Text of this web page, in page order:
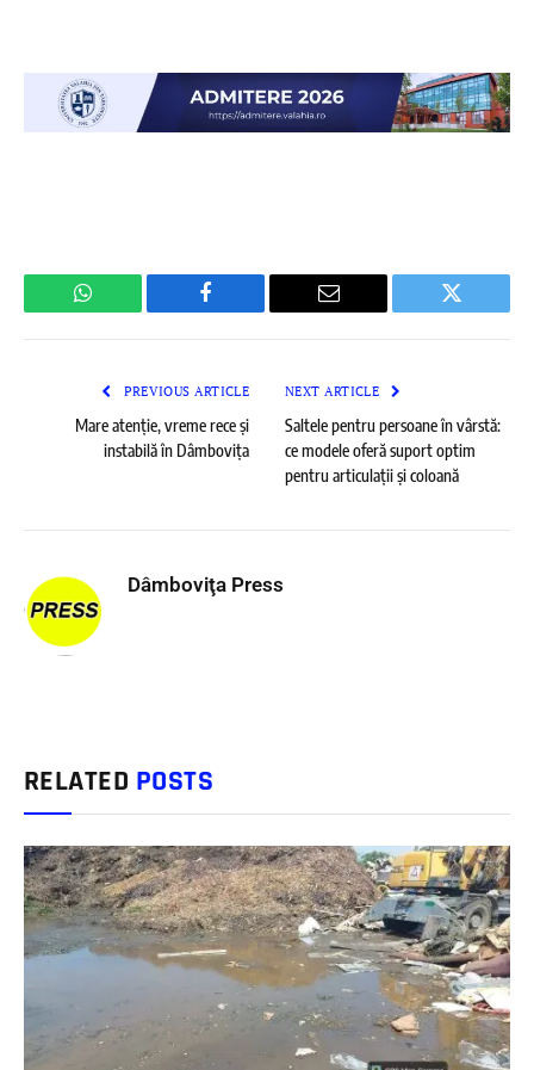
WhatsApp Facebook Email Twitter
PREVIOUS ARTICLE
Mare atenție, vreme rece și
instabilă în Dâmbovița
NEXT ARTICLE
Saltele pentru persoane în vârstă:
ce modele oferă suport optim
pentru articulații și coloană
Dâmboviţa Press
RELATED POSTS